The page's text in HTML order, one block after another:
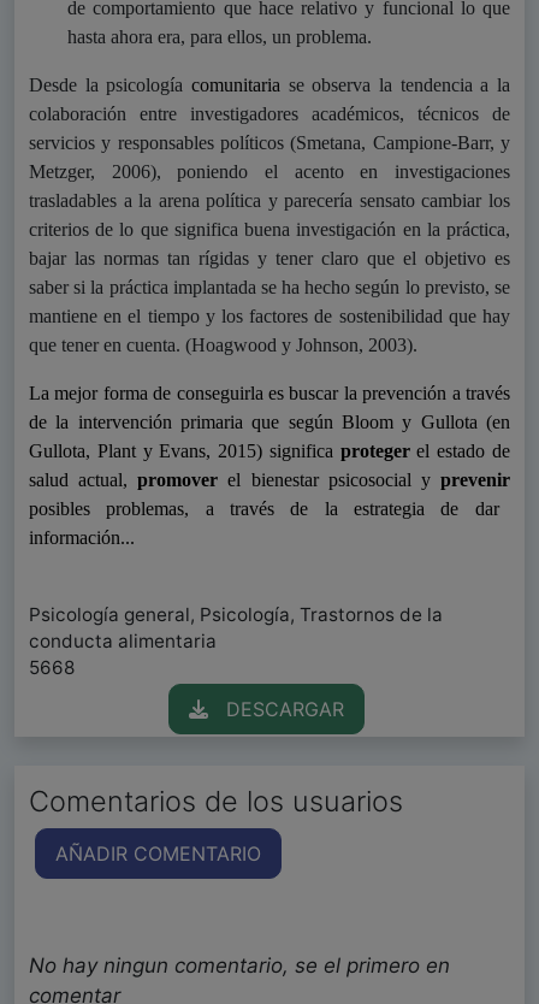
de comportamiento que hace relativo y funcional lo que
hasta ahora era, para ellos, un problema.
Desde la psicología comunitaria se observa la tendencia a la
colaboración entre investigadores académicos, técnicos de
servicios y responsables políticos (Smetana, Campione-Barr, y
Metzger, 2006), poniendo el acento en investigaciones
trasladables a la arena política y parecería sensato cambiar los
criterios de lo que significa buena investigación en la práctica,
bajar las normas tan rígidas y tener claro que el objetivo es
saber si la práctica implantada se ha hecho según lo previsto, se
mantiene en el tiempo y los factores de sostenibilidad que hay
que tener en cuenta. (Hoagwood y Johnson, 2003).
La mejor forma de conseguirla es buscar la prevención a través
de la intervención primaria que según Bloom y Gullota (en
Gullota, Plant y Evans, 2015) significa protegerel estado de
salud actual,promover el bienestar psicosocial yprevenir
posibles problemas, a través de la estrategia de dar
información...
Psicología general, Psicología, Trastornos de la
conducta alimentaria
5668
DESCARGAR
Comentarios de los usuarios
AÑADIR COMENTARIO
No hay ningun comentario, se el primero en
comentar